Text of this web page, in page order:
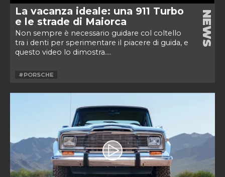
La vacanza ideale: una 911 Turbo
e le strade di Maiorca
Non sempre è necessario guidare col coltello
tra i denti per sperimentare il piacere di guida, e
questo video lo dimostra....
NEWS
#PORSCHE